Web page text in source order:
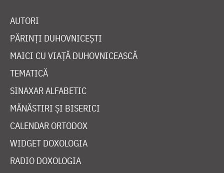
AUTORI
PĂRINȚI DUHOVNICEȘTI
MAICI CU VIAȚĂ DUHOVNICEASCĂ
TEMATICĂ
SINAXAR ALFABETIC
MĂNĂSTIRI ȘI BISERICI
CALENDAR ORTODOX
WIDGET DOXOLOGIA
RADIO DOXOLOGIA